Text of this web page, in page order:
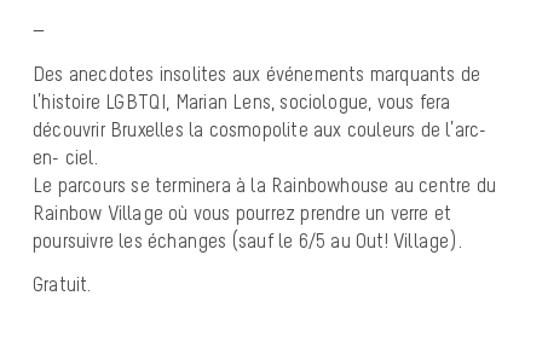
—
Des anecdotes insolites aux événements marquants de
l’histoire LGBTQI, Marian Lens, sociologue, vous fera
découvrir Bruxelles la cosmopolite aux couleurs de l’arc-
en- ciel.
Le parcours se terminera à la Rainbowhouse au centre du
Rainbow Village où vous pourrez prendre un verre et
poursuivre les échanges (sauf le 6/5 au Out! Village).
Gratuit.